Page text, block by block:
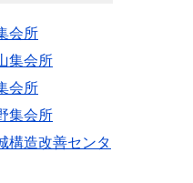
会所
集会所
会所
集会所
構造改善センタ